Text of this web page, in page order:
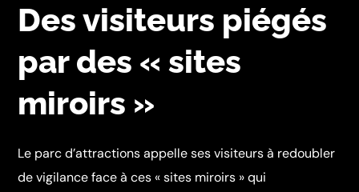
Des visiteurs piégés
par des « sites
miroirs »
Le parc d’attractions appelle ses visiteurs à redoubler
de vigilance face à ces « sites miroirs » qui